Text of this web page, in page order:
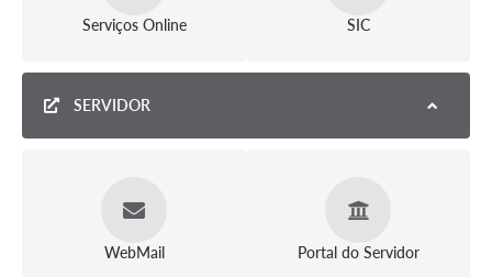
Regularização de bairros
Carta de Serviços
Serviços Online SIC
SERVIDOR
WebMail Portal do Servidor